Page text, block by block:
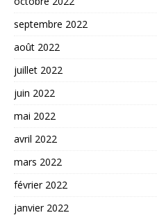
septembre 2022
août 2022
juillet 2022
juin 2022
mai 2022
avril 2022
mars 2022
février 2022
janvier 2022